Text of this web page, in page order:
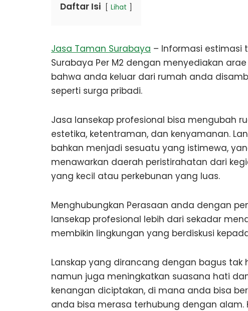
Daftar Isi Lihat
Jasa Taman Surabaya – Informasi estimasi
Surabaya Per M2 dengan menyediakan
bahwa anda keluar dari rumah anda
seperti surga pribadi.
Jasa lansekap profesional bisa mengubah
estetika, ketentraman, dan kenyamanan.
bahkan menjadi sesuatu yang istimewa,
menawarkan daerah peristirahatan dari
yang kecil atau perkebunan yang luas.
Menghubungkan Perasaan anda dengan
lansekap profesional lebih dari sekadar
membikin lingkungan yang berdiskusi
Lanskap yang dirancang dengan bagus
namun juga meningkatkan suasana hati
kenangan diciptakan, di mana anda bisa
anda bisa merasa terhubung dengan